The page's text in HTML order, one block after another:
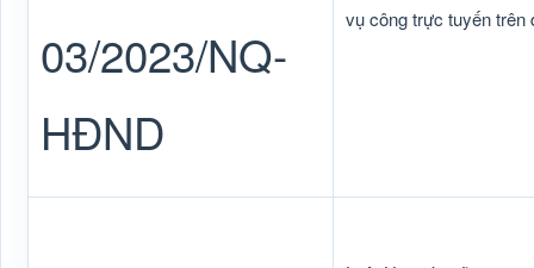
03/2023/NQ-
HĐND
vụ công trực tuyến trên